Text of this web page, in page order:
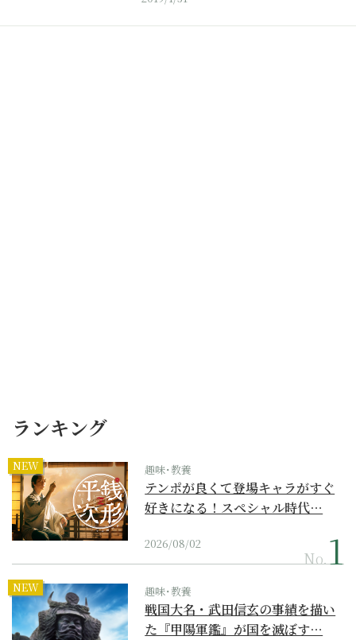
ランキング
NEW 趣味･教養
テンポが良くて登場キャラがすぐ
好きになる！スペシャル時代…
2026/08/02
No.
NEW 趣味･教養
戦国大名・武田信玄の事績を描い
た『甲陽軍鑑』が国を滅ぼす…